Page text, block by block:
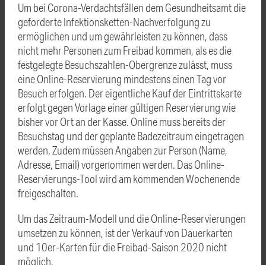
Um bei Corona-Verdachtsfällen dem Gesundheitsamt die
geforderte Infektionsketten-Nachverfolgung zu
ermöglichen und um gewährleisten zu können, dass
nicht mehr Personen zum Freibad kommen, als es die
festgelegte Besuchszahlen-Obergrenze zulässt, muss
eine Online-Reservierung mindestens einen Tag vor
Besuch erfolgen. Der eigentliche Kauf der Eintrittskarte
erfolgt gegen Vorlage einer gültigen Reservierung wie
bisher vor Ort an der Kasse. Online muss bereits der
Besuchstag und der geplante Badezeitraum eingetragen
werden. Zudem müssen Angaben zur Person (Name,
Adresse, Email) vorgenommen werden. Das Online-
Reservierungs-Tool wird am kommenden Wochenende
freigeschalten.
Um das Zeitraum-Modell und die Online-Reservierungen
umsetzen zu können, ist der Verkauf von Dauerkarten
und 10er-Karten für die Freibad-Saison 2020 nicht
möglich.